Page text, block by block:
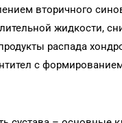
вторичного
жидкости,
распада
с